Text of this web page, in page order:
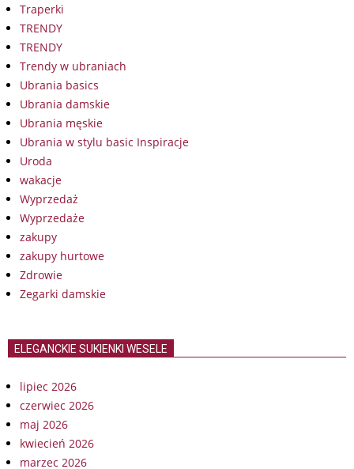
Traperki
TRENDY
TRENDY
Trendy w ubraniach
Ubrania basics
Ubrania damskie
Ubrania męskie
Ubrania w stylu basic Inspiracje
Uroda
wakacje
Wyprzedaż
Wyprzedaże
zakupy
zakupy hurtowe
Zdrowie
Zegarki damskie
ELEGANCKIE SUKIENKI WESELE
lipiec 2026
czerwiec 2026
maj 2026
kwiecień 2026
marzec 2026